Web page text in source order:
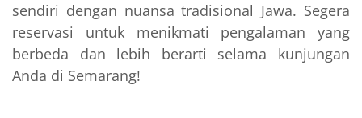
sendiri dengan nuansa tradisional Jawa. Segera
reservasi untuk menikmati pengalaman yang
berbeda dan lebih berarti selama kunjungan
Anda di Semarang!